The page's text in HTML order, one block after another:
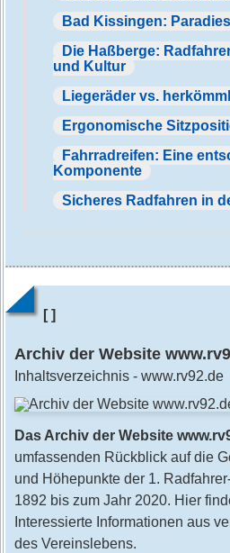
Bad Kissingen:
Die Haßberge:
und Kultur
Liegeräder vs.
Ergonomische
Fahrradreifen: Eine
Komponente
Sicheres Radfahren in
[ ]
Archiv der Website
Inhaltsverzeichnis - www.rv92.de
Das Archiv der Website
umfassenden Rückblick auf die
und Höhepunkte der 1.
1892 bis zum Jahr 2020. Hier
Interessierte Informationen aus
des Vereinslebens.